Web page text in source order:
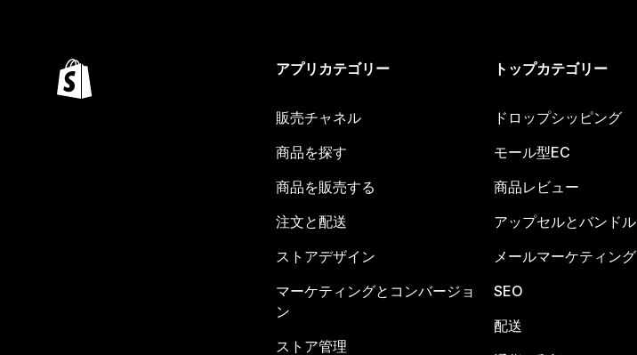
アプリカテゴリー
販売チャネル
商品を探す
商品を販売する
注文と配送
ストアデザイン
マーケティングとコンバージョ
ン
ストア管理
トップカテゴリー
ドロップシッピング
モール型EC
商品レビュー
アップセルとバンドル
メールマーケティング
SEO
配送